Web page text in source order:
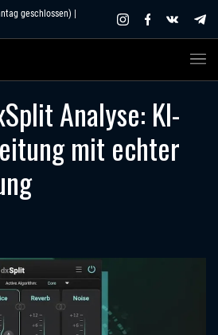
geschlossen) |
Analyse: KI-
mit echter